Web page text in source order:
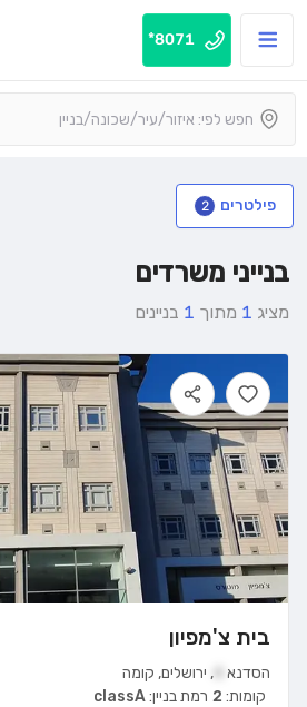
8071*
פילטרים 2
בנייני משרדים
מציג 1 מתוך 1 בניינים
בית צ'מפיון
הסדנא , ירושלים, קומה
רמת בניין:classA קומות: 2